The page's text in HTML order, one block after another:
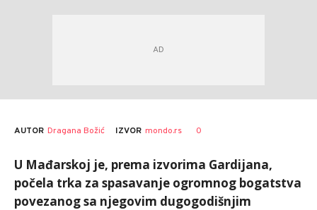
AUTOR Dragana Božić IZVOR mondo.rs 0
U Mađarskoj je, prema izvorima Gardijana,
počela trka za spasavanje ogromnog bogatstva
povezanog sa njegovim dugogodišnjim